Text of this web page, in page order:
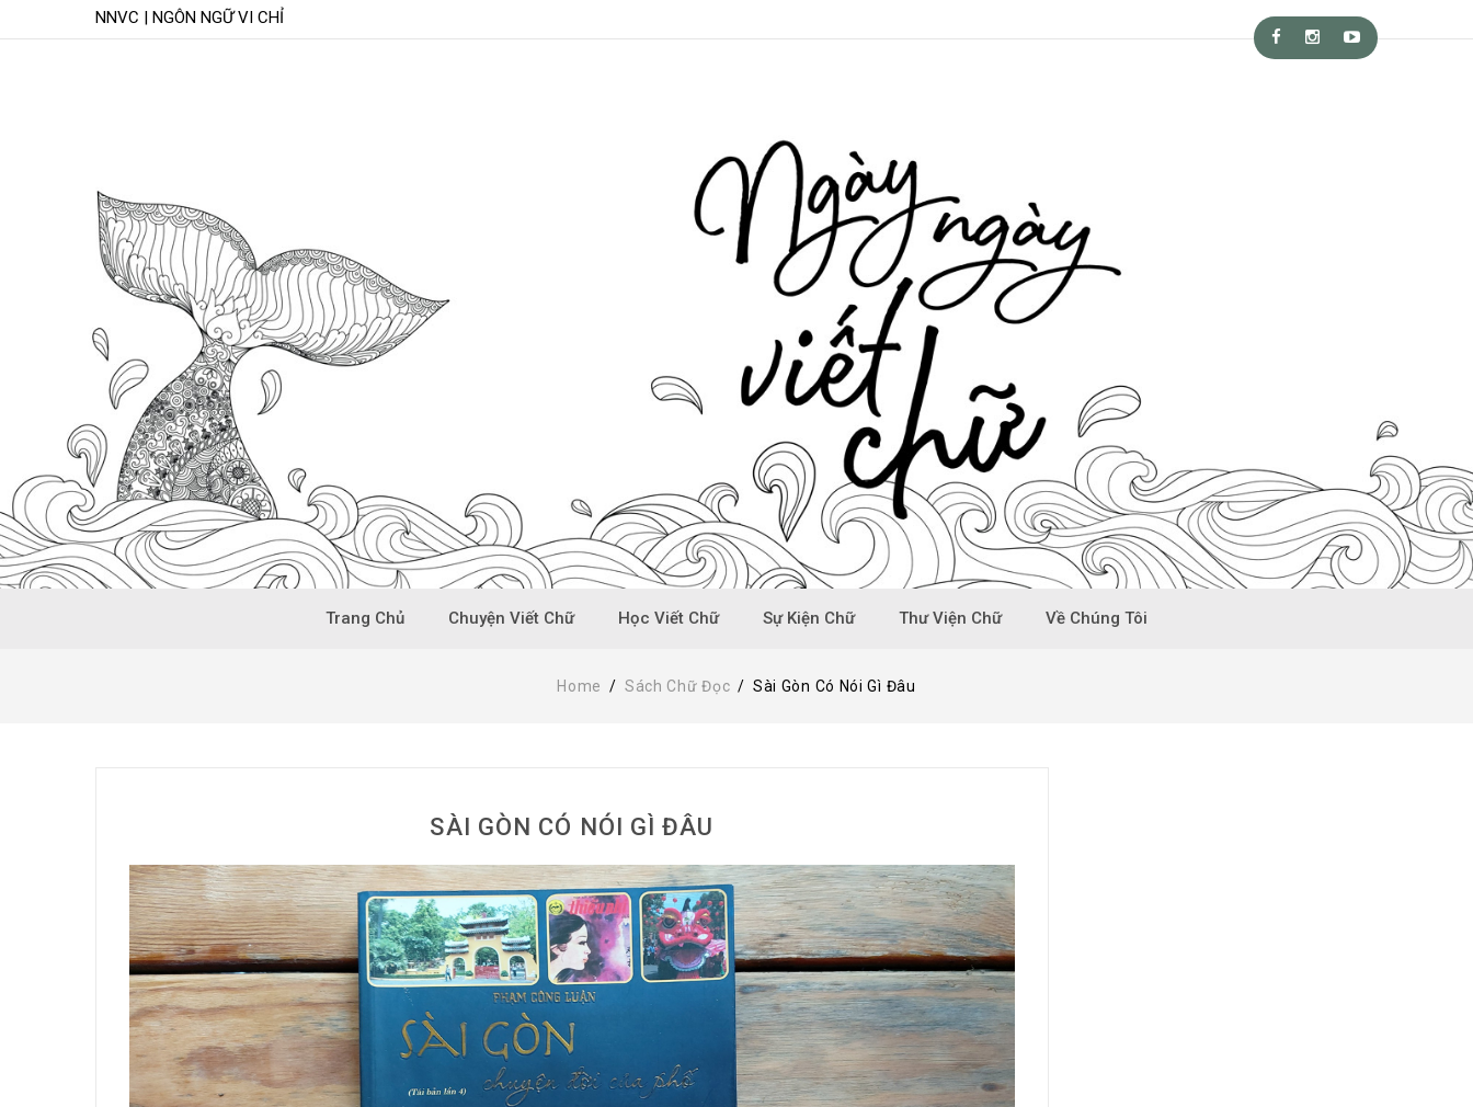
NNVC | NGÔN NGỮ VI CHỈ
Trang Chủ Chuyện Viết Chữ Học Viết Chữ Sự Kiện Chữ Thư Viện Chữ Về Chúng Tôi
Home / Sách Chữ Đọc / Sài Gòn Có Nói Gì Đâu
SÀI GÒN CÓ NÓI GÌ ĐÂU